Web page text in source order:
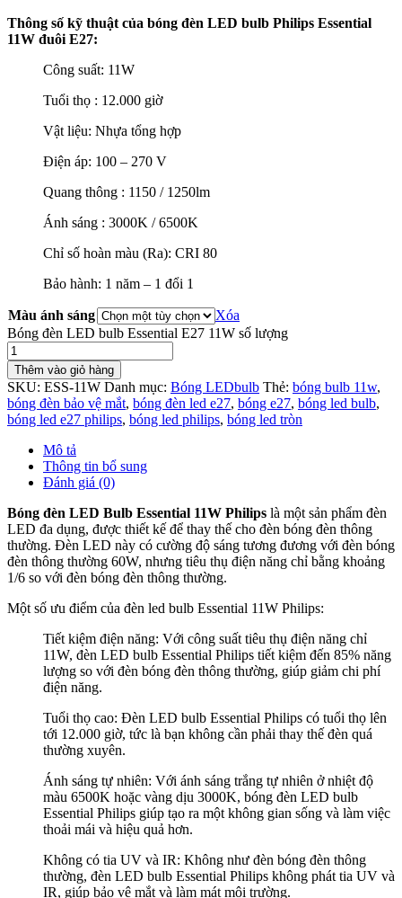
Thông số kỹ thuật của bóng đèn LED bulb Philips Essential
11W đuôi E27:
Công suất: 11W
Tuổi thọ : 12.000 giờ
Vật liệu: Nhựa tổng hợp
Điện áp: 100 – 270 V
Quang thông : 1150 / 1250lm
Ánh sáng : 3000K / 6500K
Chỉ số hoàn màu (Ra): CRI 80
Bảo hành: 1 năm – 1 đổi 1
Màu ánh sáng
Xóa
Bóng đèn LED bulb Essential E27 11W số lượng
Thêm vào giỏ hàng
SKU: ESS-11W Danh mục: Bóng LEDbulb Thẻ: bóng bulb 11w,
bóng đèn bảo vệ mắt, bóng đèn led e27, bóng e27, bóng led bulb,
bóng led e27 philips, bóng led philips, bóng led tròn
Mô tả
Thông tin bổ sung
Đánh giá (0)
Bóng đèn LED Bulb Essential 11W Philips là một sản phẩm đèn
LED đa dụng, được thiết kế để thay thế cho đèn bóng đèn thông
thường. Đèn LED này có cường độ sáng tương đương với đèn bóng
đèn thông thường 60W, nhưng tiêu thụ điện năng chỉ bằng khoảng
1/6 so với đèn bóng đèn thông thường.
Một số ưu điểm của đèn led bulb Essential 11W Philips:
Tiết kiệm điện năng: Với công suất tiêu thụ điện năng chỉ
11W, đèn LED bulb Essential Philips tiết kiệm đến 85% năng
lượng so với đèn bóng đèn thông thường, giúp giảm chi phí
điện năng.
Tuổi thọ cao: Đèn LED bulb Essential Philips có tuổi thọ lên
tới 12.000 giờ, tức là bạn không cần phải thay thế đèn quá
thường xuyên.
Ánh sáng tự nhiên: Với ánh sáng trắng tự nhiên ở nhiệt độ
màu 6500K hoặc vàng dịu 3000K, bóng đèn LED bulb
Essential Philips giúp tạo ra một không gian sống và làm việc
thoải mái và hiệu quả hơn.
Không có tia UV và IR: Không như đèn bóng đèn thông
thường, đèn LED bulb Essential Philips không phát tia UV và
IR, giúp bảo vệ mắt và làm mát môi trường.